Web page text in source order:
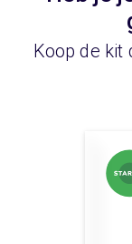
Koop de kit